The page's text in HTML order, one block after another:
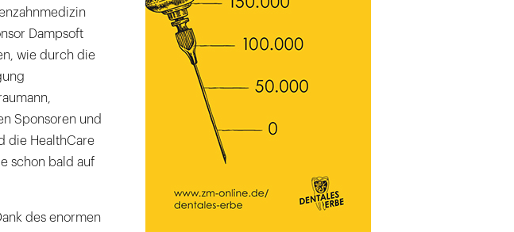
Dampsoft
wie durch die
Sponsoren und
die HealthCare
schon bald auf
des enormen